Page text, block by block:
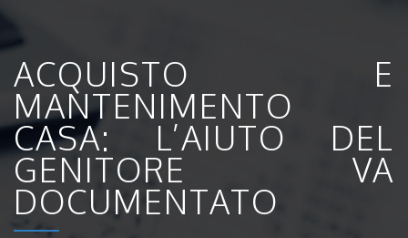
ACQUISTO E
MANTENIMENTO
CASA: L’AIUTO DEL
GENITORE VA
DOCUMENTATO